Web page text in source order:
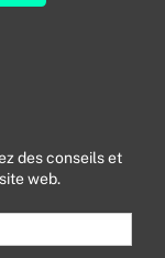
des conseils et
web.